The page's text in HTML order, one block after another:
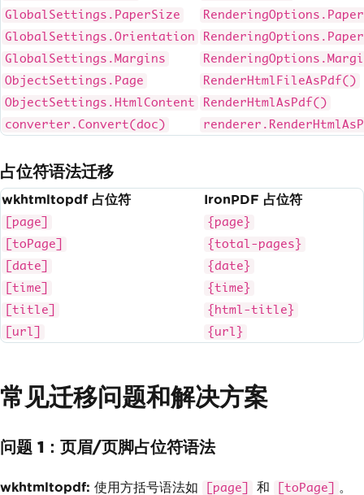
GlobalSettings.PaperSize
GlobalSettings.Orientation
GlobalSettings.Margins
ObjectSettings.Page
RenderHtmlFileAsPdf()
ObjectSettings.HtmlContent
RenderHtmlAsPdf()
converter.Convert(doc)
占位符语法迁移
wkhtmltopdf 占位符 IronPDF 占位符
[page]
{page}
[toPage]
{total-pages}
[date]
{date}
[time]
{time}
[title]
{html-title}
[url]
{url}
常见迁移问题和解决方案
问题 1：页眉/页脚占位符语法
wkhtmltopdf: 使用方括号语法如 [page] 和 [toPage] 。